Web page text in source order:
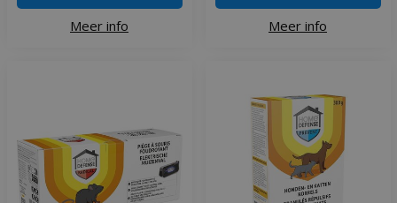
Meer info Meer info